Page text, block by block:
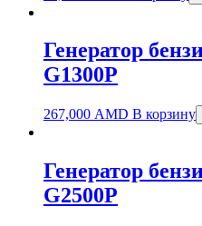
Генератор
G1300P
267,000 AMD В корзину
Генератор
G2500P